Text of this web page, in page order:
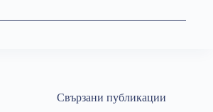
Свързани публикации